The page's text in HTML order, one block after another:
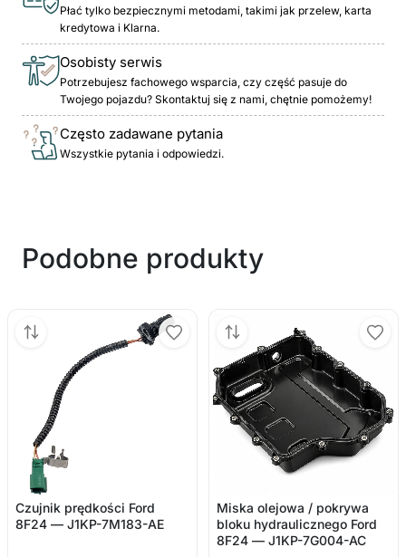
Płać tylko bezpiecznymi metodami, takimi jak przelew, karta
kredytowa i Klarna.
Osobisty serwis
Potrzebujesz fachowego wsparcia, czy część pasuje do
Twojego pojazdu? Skontaktuj się z nami, chętnie pomożemy!
Często zadawane pytania
Wszystkie pytania i odpowiedzi.
Podobne produkty
Czujnik prędkości Ford
8F24 — J1KP-7M183-AE
Miska olejowa / pokrywa
bloku hydraulicznego Ford
8F24 — J1KP-7G004-AC